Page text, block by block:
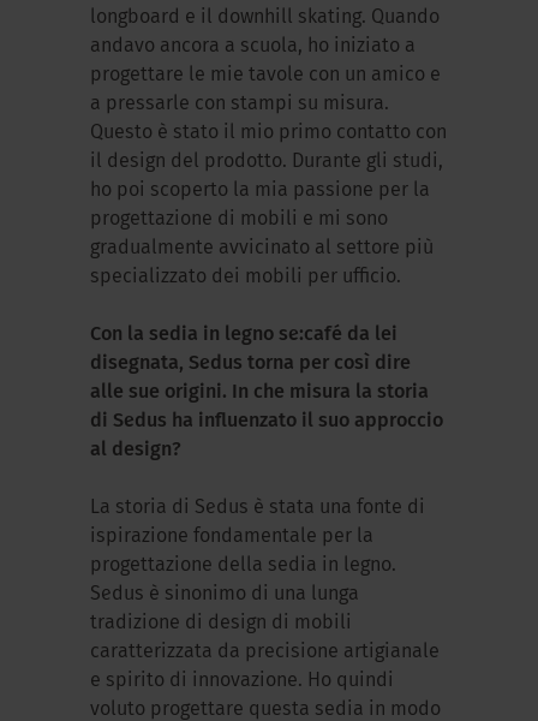
longboard e il downhill skating. Quando
andavo ancora a scuola, ho iniziato a
progettare le mie tavole con un amico e
a pressarle con stampi su misura.
Questo è stato il mio primo contatto con
il design del prodotto. Durante gli studi,
ho poi scoperto la mia passione per la
progettazione di mobili e mi sono
gradualmente avvicinato al settore più
specializzato dei mobili per ufficio.
Con la sedia in legno se:café da lei
disegnata, Sedus torna per così dire
alle sue origini. In che misura la storia
di Sedus ha influenzato il suo approccio
al design?
La storia di Sedus è stata una fonte di
ispirazione fondamentale per la
progettazione della sedia in legno.
Sedus è sinonimo di una lunga
tradizione di design di mobili
caratterizzata da precisione artigianale
e spirito di innovazione. Ho quindi
voluto progettare questa sedia in modo